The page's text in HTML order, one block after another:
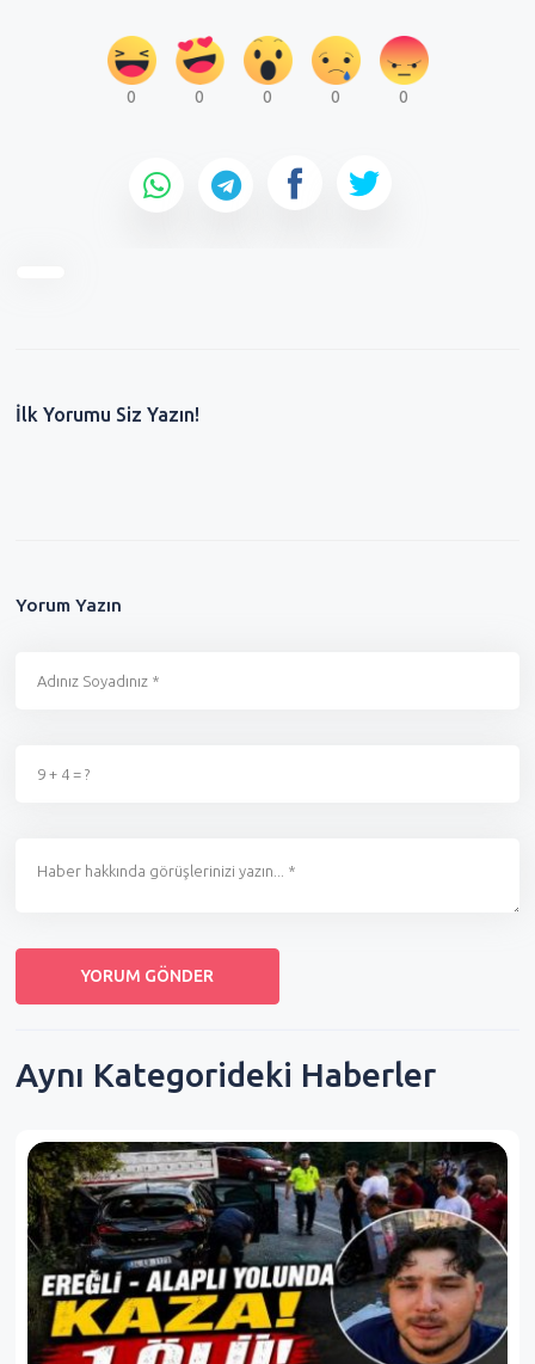
0 0 0 0 0
İlk Yorumu Siz Yazın!
Yorum Yazın
Aynı Kategorideki Haberler